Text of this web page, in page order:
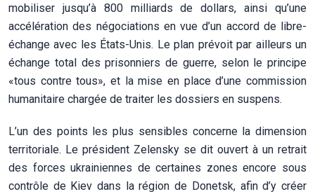
mobiliser jusqu’à 800 milliards de dollars, ainsi qu’une
accélération des négociations en vue d’un accord de libre-
échange avec les États-Unis. Le plan prévoit par ailleurs un
échange total des prisonniers de guerre, selon le principe
«tous contre tous», et la mise en place d’une commission
humanitaire chargée de traiter les dossiers en suspens.
L’un des points les plus sensibles concerne la dimension
territoriale. Le président Zelensky se dit ouvert à un retrait
des forces ukrainiennes de certaines zones encore sous
contrôle de Kiev dans la région de Donetsk, afin d’y créer